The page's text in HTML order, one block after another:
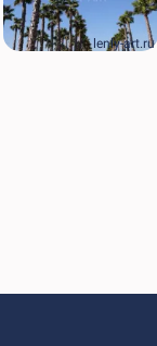
lenly-art.ru